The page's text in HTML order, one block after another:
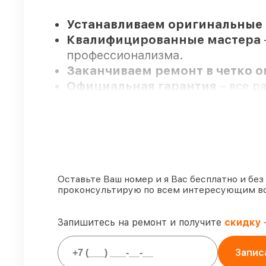
Устанавливаем оригинальные
Квалифицированные мастера
профессионализма.
Заканчиваем ремонт в четко
Официальная гарантия
– все
работ проводим с
90%запчастей Venox имеются
Подлинные запчасти Venox и
работ исполняются за 1–2
Оставьте Ваш номер и я Вас бесплатно и без
проконсультирую по всем интересующим
Запишитесь на ремонт и получите скидку